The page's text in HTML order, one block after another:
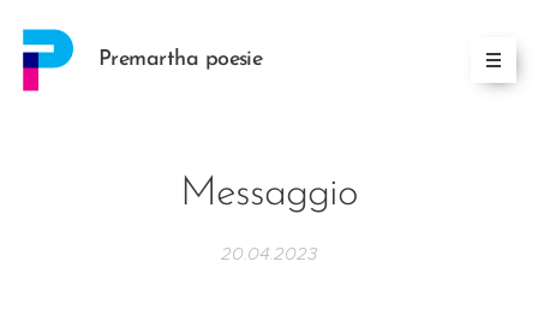
Premartha poesie
Messaggio
20.04.2023